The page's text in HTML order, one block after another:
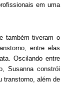
em uma
também tiveram o
entre elas
Oscilando entre
Susanna constrói
transtorno, além de